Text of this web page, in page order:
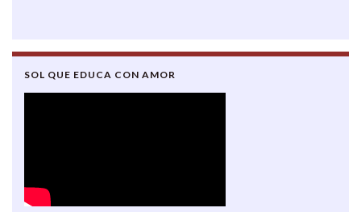
SOL QUE EDUCA CON AMOR